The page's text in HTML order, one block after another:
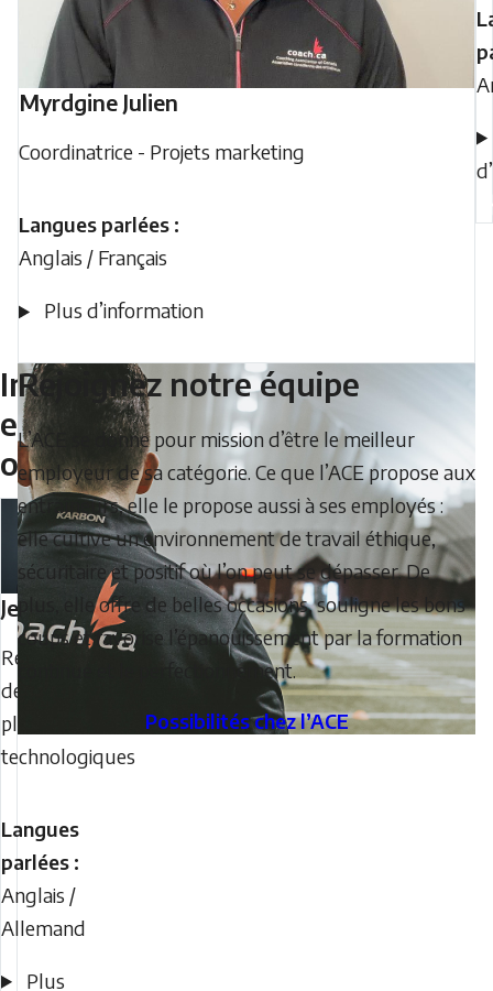
Myrdgine Julien
Coordinatrice - Projets marketing
Langues parlées :
Anglais / Français
Plus d’information
Innovation
et
optimisation
Jeff Mees
Responsables
des
plateformes
technologiques
Langues
parlées :
Anglais /
Allemand
Plus
Rejoignez notre équipe
L’ACE se donne pour mission d’être le meilleur
employeur de sa catégorie. Ce que l’ACE propose aux
entraîneurs, elle le propose aussi à ses employés :
elle cultive un environnement de travail éthique,
sécuritaire et positif où l’on peut se dépasser. De
plus, elle offre de belles occasions, souligne les bons
coups et favorise l’épanouissement par la formation
continue et le perfectionnement.
Possibilités chez l’ACE